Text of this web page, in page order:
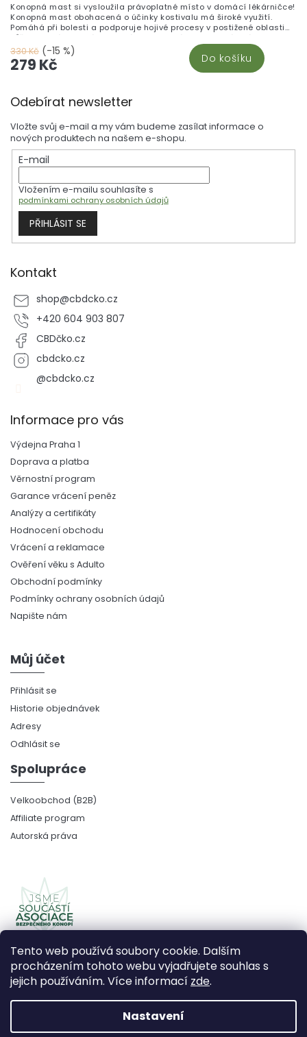
Tento web používá soubory cookie. Dalším
procházením tohoto webu vyjadřujete souhlas s
jejich používáním. Více informací zde.
Nastavení
330 Kč (-15 %)
279 Kč Do košíku
Konopná mast si vysloužila právoplatné místo v domácí lékárničce!
Konopná mast obohacená o účinky kostivalu má široké využití.
Pomáhá při bolesti a podporuje hojivé procesy v postižené oblasti
kůže. Jediná poctivá konopná mast, která je vyrobená s láskou
domova za laboratorních podmínek.
Odebírat newsletter
Vložte svůj e-mail a my vám budeme zasílat informace o
nových produktech na našem e-shopu.
E-mail
Vložením e-mailu souhlasíte s
podmínkami ochrany osobních údajů
PŘIHLÁSIT SE
Kontakt
shop@cbdcko.cz
+420 604 903 807
CBDčko.cz
cbdcko.cz
@cbdcko.cz
Informace pro vás
Výdejna Praha 1
Doprava a platba
Věrnostní program
Garance vrácení peněz
Analýzy a certifikáty
Hodnocení obchodu
Vrácení a reklamace
Ověření věku s Adulto
Obchodní podmínky
Podmínky ochrany osobních údajů
Napište nám
Můj účet
Přihlásit se
Historie objednávek
Adresy
Odhlásit se
Spolupráce
Velkoobchod (B2B)
Affiliate program
Autorská práva
Vytvořil Shoptet Premium